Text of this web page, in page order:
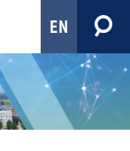
EN